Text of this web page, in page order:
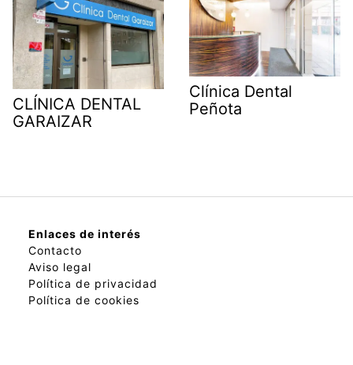
CLÍNICA DENTAL
GARAIZAR
Clínica Dental
Peñota
Enlaces de interés
Contacto
Aviso legal
Política de privacidad
Política de cookies